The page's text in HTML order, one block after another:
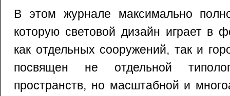
В этом журнале максимально
которую световой дизайн играет в
как отдельных сооружений, так и
посвящен не отдельной
пространств, но масштабной и